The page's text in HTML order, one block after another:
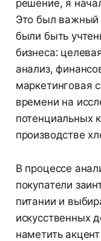
решение, я
Это был
были быть
бизнеса:
анализ,
маркетинговая
времени на
потенциальных
производстве
В процессе
покупатели
питании и
искусственных
наметить